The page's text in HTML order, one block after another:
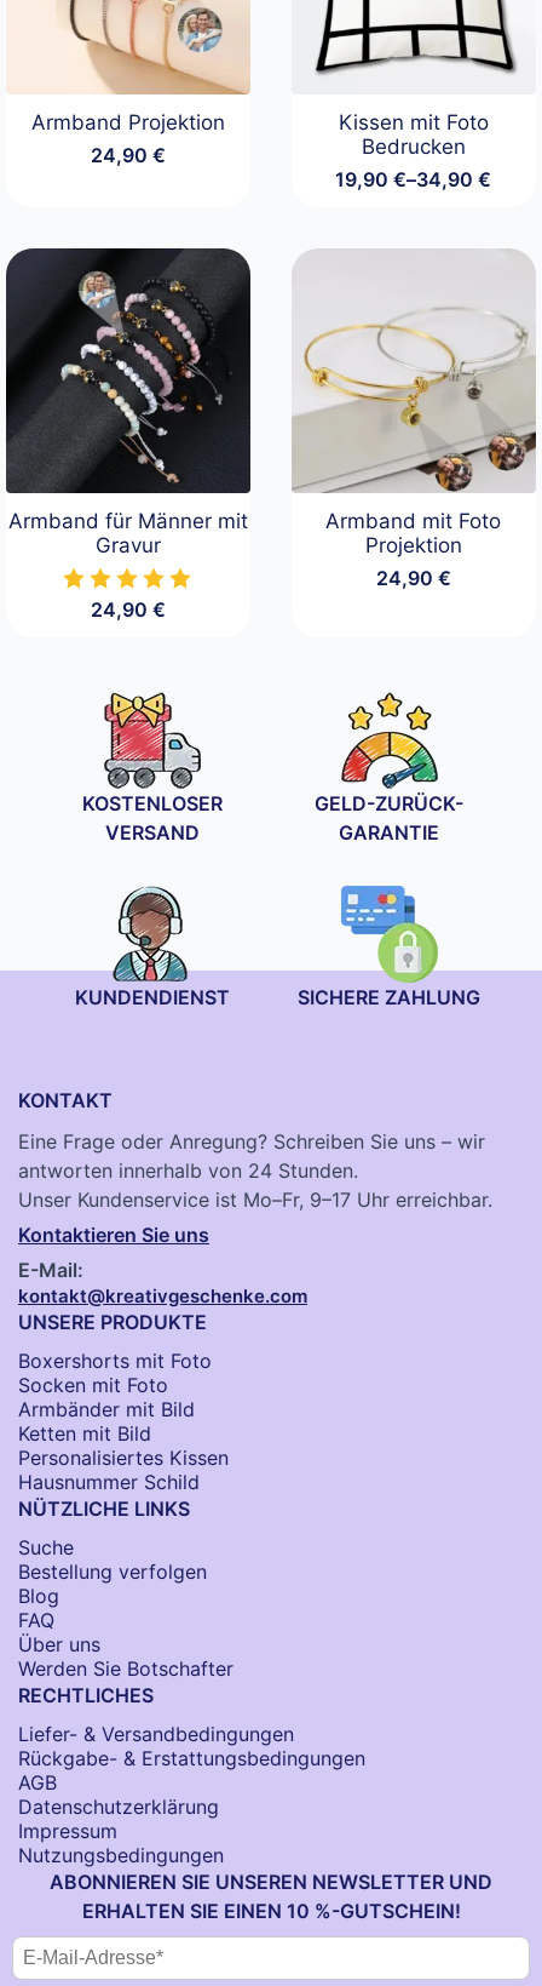
Armband Projektion
24,90€
Kissen mit Foto
Bedrucken
19,90€–34,90€
Preisspanne:
Armband für Männer mit
Gravur
24,90€
Armband mit Foto
Projektion
24,90 €
KOSTENLOSER
VERSAND
GELD-ZURÜCK-
GARANTIE
KUNDENDIENST SICHERE ZAHLUNG
KONTAKT
Eine Frage oder Anregung? Schreiben Sie uns – wir
antworten innerhalb von 24 Stunden.
Unser Kundenservice ist Mo–Fr, 9–17 Uhr erreichbar.
Kontaktieren Sie uns
E-Mail:
kontakt@kreativgeschenke.com
UNSERE PRODUKTE
Boxershorts mit Foto
Socken​ mit Foto
Armbänder mit Bild​
Ketten mit Bild
Personalisiertes Kissen
Hausnummer Schild
NÜTZLICHE LINKS
Suche
Bestellung verfolgen
Blog
FAQ
Über uns
Werden Sie Botschafter
RECHTLICHES
Liefer- & Versandbedingungen
Rückgabe- & Erstattungsbedingungen
AGB
Datenschutzerklärung
Impressum
Nutzungsbedingungen
ABONNIEREN SIE UNSEREN NEWSLETTER UND
ERHALTEN SIE EINEN 10 %-GUTSCHEIN!